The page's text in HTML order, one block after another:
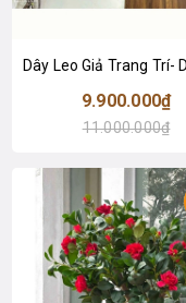
9.900.000₫
11.000.000₫